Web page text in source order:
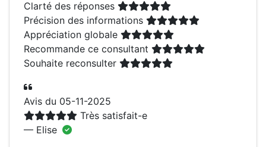
Clarté des réponses
Précision des informations
Appréciation globale
Recommande ce consultant
Souhaite reconsulter
Avis du 05-11-2025
Très satisfait-e
— Elise